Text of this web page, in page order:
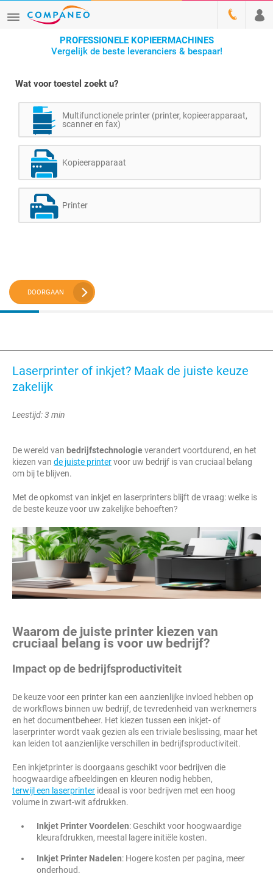
PROFESSIONELE KOPIEERMACHINES
Vergelijk de beste leveranciers & bespaar!
Wat voor toestel zoekt u?
Multifunctionele printer (printer, kopieerapparaat,
scanner en fax)
Kopieerapparaat
Printer
DOORGAAN
Laserprinter of inkjet? Maak de juiste keuze
zakelijk
Leestijd: 3 min
De wereld van bedrijfstechnologieverandert voortdurend, en het
kiezen van de juiste printervoor uw bedrijf is van cruciaal belang
om bij te blijven.
Met de opkomst van inkjet en laserprinters blijft de vraag: welke is
de beste keuze voor uw zakelijke behoeften?
Waarom de juiste printer kiezen van
cruciaal belang is voor uw bedrijf?
Impact op de bedrijfsproductiviteit
De keuze voor een printer kan een aanzienlijke invloed hebben op
de workflows binnen uw bedrijf, de tevredenheid van werknemers
en het documentbeheer. Het kiezen tussen een inkjet- of
laserprinter wordt vaak gezien als een triviale beslissing, maar het
kan leiden tot aanzienlijke verschillen in bedrijfsproductiviteit.
Een inkjetprinter is doorgaans geschikt voor bedrijven die
hoogwaardige afbeeldingen en kleuren nodig hebben,
terwijl een laserprinter ideaal is voor bedrijven met een hoog
volume in zwart-wit afdrukken.
Inkjet Printer Voordelen: Geschikt voor hoogwaardige
kleurafdrukken, meestal lagere initiële kosten.
Inkjet Printer Nadelen: Hogere kosten per pagina, meer
onderhoud.